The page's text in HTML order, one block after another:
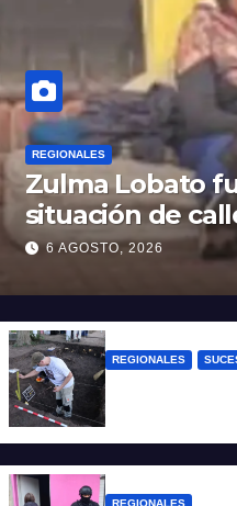
REGIONALES
Zulma Lobato
situación de
6 AGOSTO, 2026
REGIONALES
de San